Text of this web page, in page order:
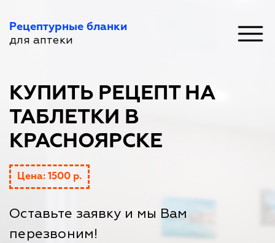
Рецептурные бланки
для аптеки
КУПИТЬ РЕЦЕПТ НА
ТАБЛЕТКИ В
КРАСНОЯРСКЕ
Цена: 1500 р.
Оставьте заявку и мы Вам
перезвоним!